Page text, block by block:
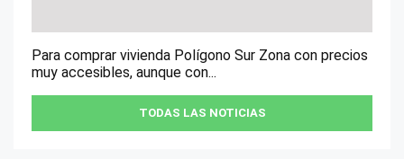
Para comprar vivienda Polígono Sur Zona con precios
muy accesibles, aunque con...
TODAS LAS NOTICIAS